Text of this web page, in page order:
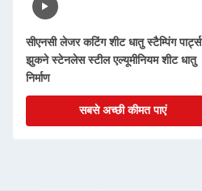
सीएनसी लेजर कटिंग शीट धातु स्टैम्पिंग पार्ट्स
झुकने स्टेनलेस स्टील एल्यूमीनियम शीट धातु
निर्माण
सबसे अच्छी कीमत पाएं